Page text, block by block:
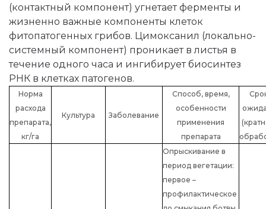
(контактный компонент) угнетает ферменты и
жизненно важные компоненты клеток
фитопатогенных грибов. Цимоксанил (локально-
системный компонент) проникает в листья в
течение одного часа и ингибирует биосинтез
РНК в клетках патогенов.
Норма
расхода
препарата,
кг/га
Культура Заболевание
Способ, время,
особенности
применения
препарата
Опрыскивание в
период вегетации:
первое –
профилактическое